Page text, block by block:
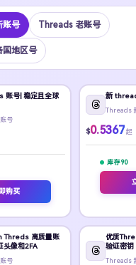
账号 Threads 老账号
地区号
账号| 稳定且全球
号
购买
新
Threads
$0.5367 起
库存 90
Threds 高质量账
头像和2FA
号
优质
验证密钥
Threads